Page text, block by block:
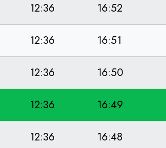
12:36 16:52
12:36 16:51
12:36 16:50
12:36 16:49
12:36 16:48